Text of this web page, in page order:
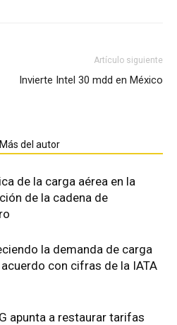
Artículo siguiente
Invierte Intel 30 mdd en México
Más del autor
de la carga aérea en la
de la cadena de
la demanda de carga
con cifras de la IATA
apunta a restaurar tarifas